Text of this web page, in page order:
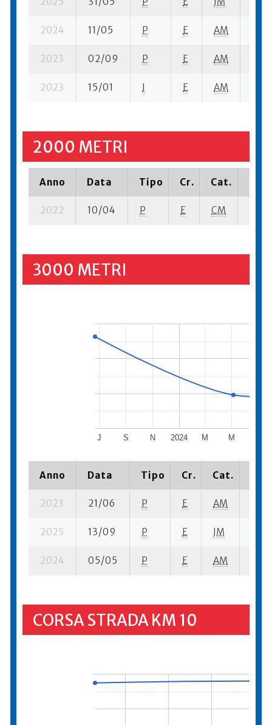
2024 11/05 P E AM
2023 02/09 P E AM
2023 15/01 I E AM
2000 METRI
Anno Data Tipo Cr. Cat.
2022 10/04 P E CM
3000 METRI
2024
J S N M M
Anno Data Tipo Cr. Cat.
2023 21/06 P E AM
2025 13/09 P E JM
2024 05/05 P E AM
CORSA STRADA KM 10